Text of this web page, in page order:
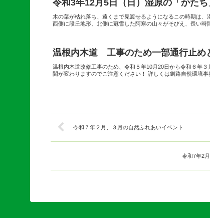
令和3年12月5日（日）湿原の「かた
木の葉が枯れ落ち、遠くまで見渡せるようになるこの時期は
西側に段丘地形、北側に冠雪した阿寒の山々がそびえ、長い時
温根内木道 工事のため一部通行止め
温根内木道改修工事のため、令和５年10月20日から令和６年
間が変わりますのでご注意ください！ 詳しくは釧路自然環境事
令和７年２月、３月の自然ふれあいイベント
令和7年2